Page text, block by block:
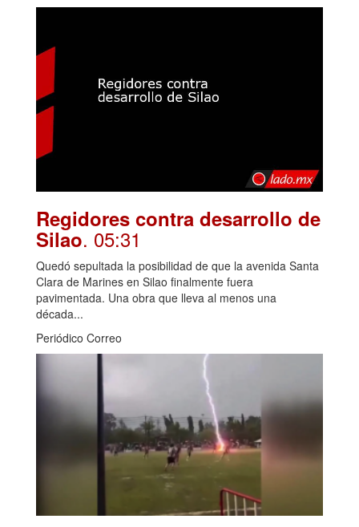
Regidores contra desarrollo de
Silao. 05:31
Quedó sepultada la posibilidad de que la avenida Santa
Clara de Marines en Silao finalmente fuera
pavimentada. Una obra que lleva al menos una
década...
Periódico Correo